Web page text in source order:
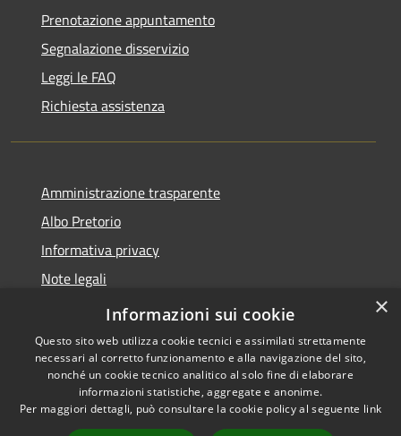
Prenotazione appuntamento
Segnalazione disservizio
Leggi le FAQ
Richiesta assistenza
Amministrazione trasparente
Albo Pretorio
Informativa privacy
Note legali
Dichiarazione di accessibilità
Accessibilità
Copyright © 2026 • Città di
Cornate d'Adda • Powered by
×
Informazioni sui cookie
Questo sito web utilizza cookie tecnici e assimilati strettamente
necessari al corretto funzionamento e alla navigazione del sito,
nonché un cookie tecnico analitico al solo fine di elaborare
informazioni statistiche, aggregate e anonime.
Per maggiori dettagli, può consultare la cookie policy al seguente link